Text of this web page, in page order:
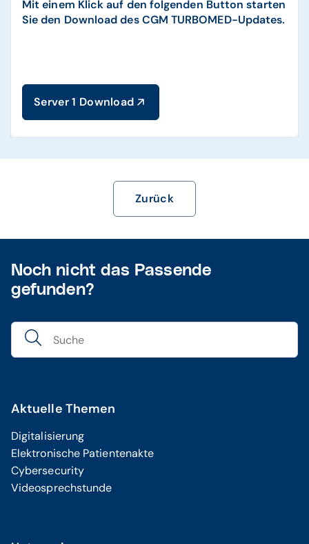
Mit einem Klick auf den folgenden Button starten
Sie den Download des CGM TURBOMED-Updates.
Server 1 Download
Zurück
Noch nicht das Passende
gefunden?
Aktuelle Themen
Digitalisierung
Elektronische Patientenakte
Cybersecurity
Videosprechstunde